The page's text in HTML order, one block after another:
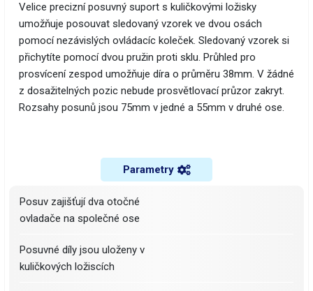
Velice precizní posuvný suport s kuličkovými ložisky
umožňuje posouvat sledovaný vzorek ve dvou osách
pomocí nezávislých ovládacíc koleček. Sledovaný vzorek si
přichytíte pomocí dvou pružin proti sklu. Průhled pro
prosvícení zespod umožňuje díra o průměru 38mm. V žádné
z dosažitelných pozic nebude prosvětlovací průzor zakryt.
Rozsahy posunů jsou 75mm v jedné a 55mm v druhé ose.
Parametry
Posuv zajišťují dva otočné
ovladače na společné ose
Posuvné díly jsou uloženy v
kuličkových ložiscích